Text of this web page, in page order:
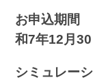
お申込期間
和7年12月30
シミュレー